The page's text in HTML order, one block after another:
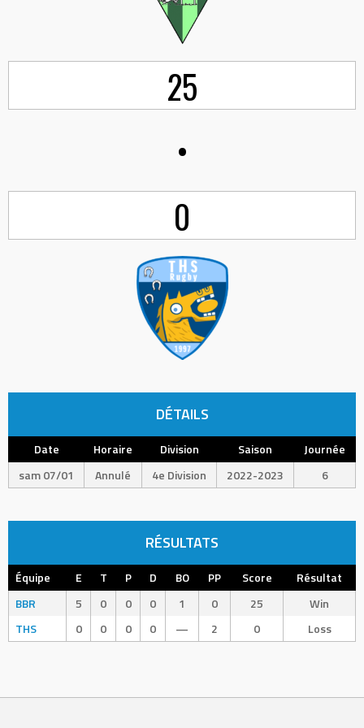
25
•
0
DÉTAILS
Date Horaire Division Saison
Journée
sam 07/01
Annulé 4e Division 2022-2023 6
RÉSULTATS
Équipe E T P D BO PP Score
Résultat
BBR
5 0 0 0 1 0 25
Win
THS
0 0 0 0 — 2 0 Loss